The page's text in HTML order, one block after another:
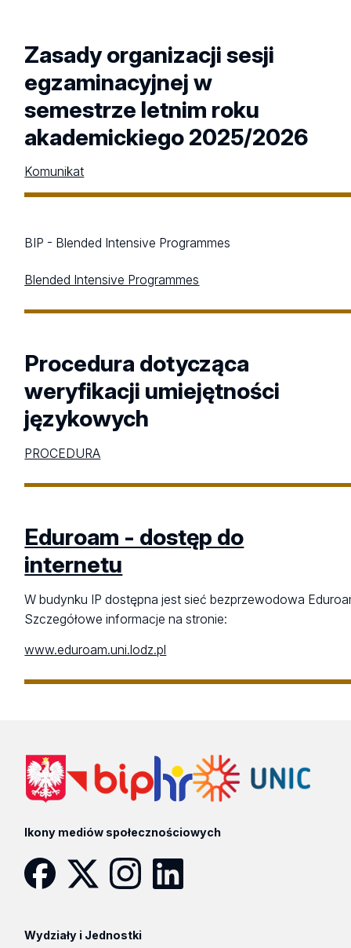
Zasady organizacji sesji
egzaminacyjnej w
semestrze letnim roku
akademickiego 2025/2026
Komunikat
BIP - Blended Intensive Programmes
Blended Intensive Programmes
Procedura dotycząca
weryfikacji umiejętności
językowych
PROCEDURA
Eduroam - dostęp do
internetu
W budynku IP dostępna jest sieć bezprzewodowa
Szczegółowe informacje na stronie:
www.eduroam.uni.lodz.pl
Ikony mediów społecznościowych
Wydziały i Jednostki